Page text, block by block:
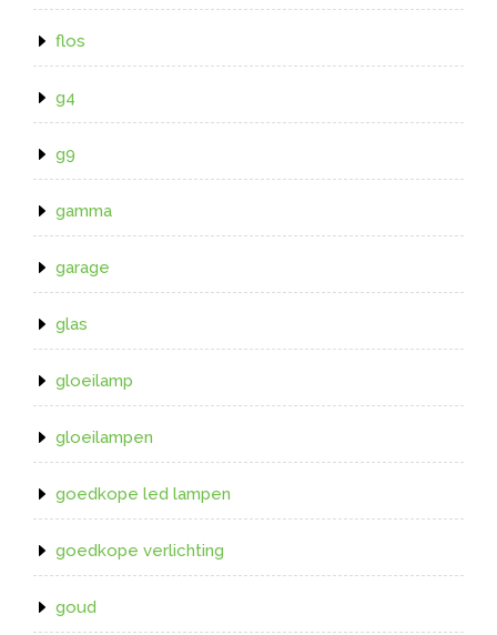
flos
g4
g9
gamma
garage
glas
gloeilamp
gloeilampen
goedkope led lampen
goedkope verlichting
goud